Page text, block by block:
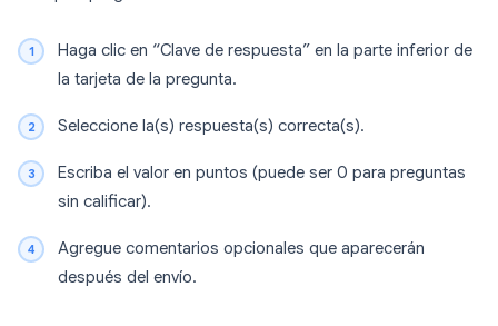
Haga clic en “Clave de respuesta” en la parte inferior de
la tarjeta de la pregunta.
Seleccione la(s) respuesta(s) correcta(s).
Escriba el valor en puntos (puede ser 0 para preguntas
sin calificar).
Agregue comentarios opcionales que aparecerán
después del envío.